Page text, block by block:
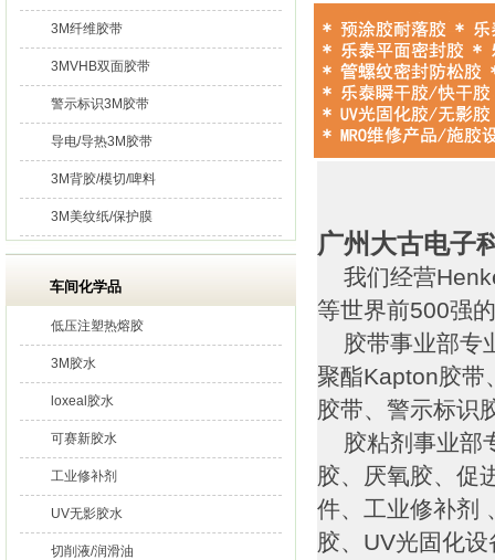
3M纤维胶带
3MVHB双面胶带
警示标识3M胶带
导电/导热3M胶带
3M背胶/模切/啤料
3M美纹纸/保护膜
车间化学品
低压注塑热熔胶
3M胶水
loxeal胶水
可赛新胶水
工业修补剂
UV无影胶水
切削液/润滑油
广州大古电子
我们经营
等世界前500强
胶带事业部专
聚酯Kapton胶带
胶带、警示标识
胶粘剂事业部
胶、厌氧胶、促
件、工业修补剂
胶、UV光固化